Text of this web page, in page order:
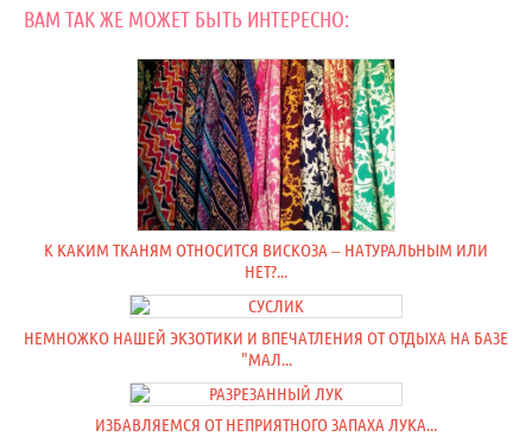
ВАМ ТАК ЖЕ МОЖЕТ БЫТЬ ИНТЕРЕСНО:
К КАКИМ ТКАНЯМ ОТНОСИТСЯ ВИСКОЗА – НАТУРАЛЬНЫМ ИЛИ
НЕТ?...
НЕМНОЖКО НАШЕЙ ЭКЗОТИКИ И ВПЕЧАТЛЕНИЯ ОТ ОТДЫХА НА БАЗЕ
"МАЛ...
ИЗБАВЛЯЕМСЯ ОТ НЕПРИЯТНОГО ЗАПАХА ЛУКА...